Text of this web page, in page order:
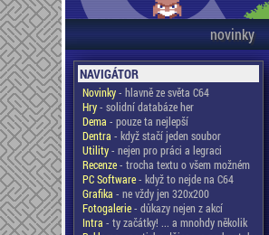
novinky
NAVIGÁTOR
Novinky- hlavně ze světa C64
Hry- solidní databáze her
Dema - pouze ta nejlepší
Dentra - když stačí jeden soubor
Utility- nejen pro práci a legraci
Recenze- trocha textu o všem možném
PC Software- když to nejde na C64
Grafika - ne vždy jen 320x200
Fotogalerie- důkazy nejen z akcí
Intra - ty začátky! ... a mnohdy několik